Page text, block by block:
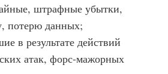
штрафные убытки,
потерю данных;
в результате действий
атак, форс-мажорных